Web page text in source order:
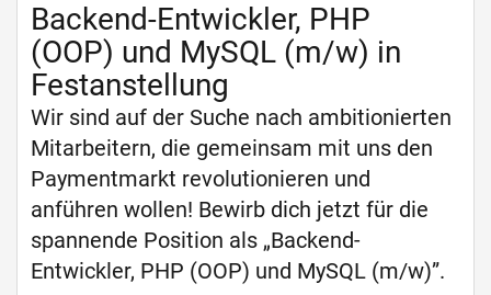
Backend-Entwickler, PHP
(OOP) und MySQL (m/w) in
Festanstellung
Wir sind auf der Suche nach ambitionierten
Mitarbeitern, die gemeinsam mit uns den
Paymentmarkt revolutionieren und
anführen wollen! Bewirb dich jetzt für die
spannende Position als „Backend-
Entwickler, PHP (OOP) und MySQL (m/w)”.